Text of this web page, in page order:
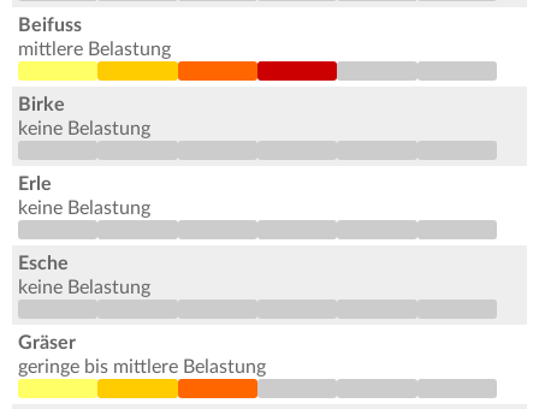
Beifuss
mittlere Belastung
Birke
keine Belastung
Erle
keine Belastung
Esche
keine Belastung
Gräser
geringe bis mittlere Belastung